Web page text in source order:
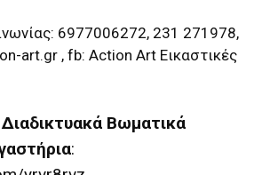
6977006272, 231 271978,
art.gr , fb: Action Art Εικαστικές
Διαδικτυακά Βωματικά
: